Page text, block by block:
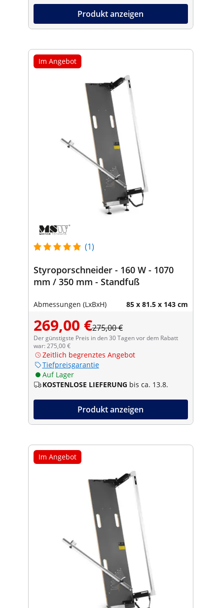
Produkt anzeigen
Im Angebot
(1)
Styroporschneider - 160 W - 1070
mm / 350 mm - Standfuß
Abmessungen (LxBxH) 85 x 81.5 x 143 cm
269,00 €275,00 €
Der günstigste Preis in den 30 Tagen vor dem Rabatt
war: 275,00 €
Zeitlich begrenztes Angebot
Tiefpreisgarantie
Auf Lager
KOSTENLOSE LIEFERUNG bis ca. 13.8.
Produkt anzeigen
Im Angebot